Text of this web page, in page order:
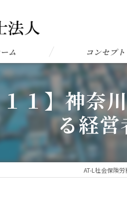
ム コンセプト
１】神奈
る経営
AT-L社会保険労